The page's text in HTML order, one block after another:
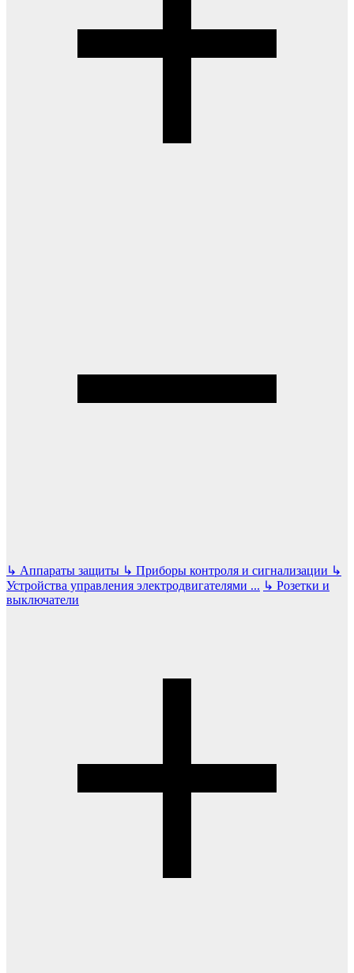
↳ Аппараты защиты ↳ Приборы контроля и сигнализации ↳
Устройства управления электродвигателями ... ↳ Розетки и
выключатели